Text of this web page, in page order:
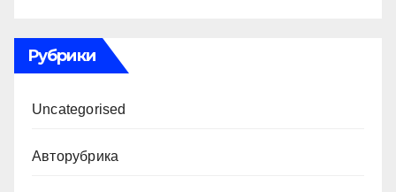
Рубрики
Uncategorised
Авторубрика